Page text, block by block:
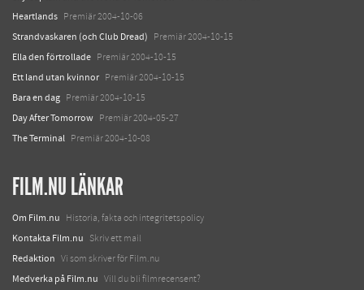
Heartlands Premiär 2004-10-06
Strandvaskaren (och Club Dread) Premiär 2004-10-15
Ella den förtrollade Premiär 2004-10-15
Ett land utan kvinnor Premiär 2004-10-15
Bara en dag Premiär 2004-10-15
Day After Tomorrow Premiär 2004-05-27
The Terminal Premiär 2004-10-08
FILM.NU LÄNKAR
Om Film.nu Historia, fakta och integritetspolicy
Kontakta Film.nu Skriv ett mail
Redaktion Vi som skriver för Film.nu
Medverka på Film.nu Vill du bli filmrecensent?